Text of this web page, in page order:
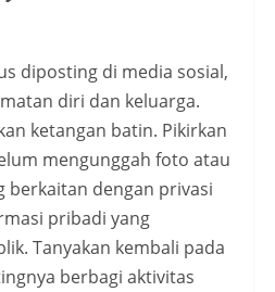
diposting di media sosial,
diri dan keluarga.
ketangan batin. Pikirkan
mengunggah foto atau
berkaitan dengan privasi
pribadi yang
Tanyakan kembali pada
berbagi aktivitas